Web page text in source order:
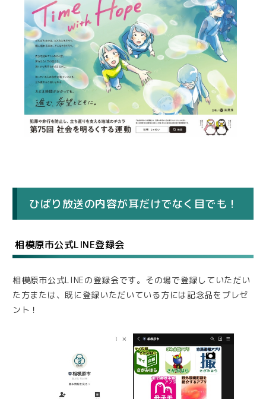
ひばり放送の内容が耳だけでなく目でも！
相模原市公式LINE登録会
相模原市公式LINEの登録会です。その場で登録していただい
た方または、既に登録いただいている方には記念品をプレゼ
ント！